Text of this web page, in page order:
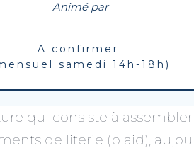
Animé par
A confirmer
samedi 14h-18h)
qui consiste à
de literie (plaid),